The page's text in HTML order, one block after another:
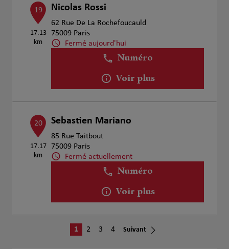
19
17.13
km
Nicolas Rossi
62 Rue De La Rochefoucauld
75009 Paris
Fermé aujourd'hui
Numéro
Voir plus
20
17.17
km
Sebastien Mariano
85 Rue Taitbout
75009 Paris
Fermé actuellement
Numéro
Voir plus
1 2 3 4 Suivant